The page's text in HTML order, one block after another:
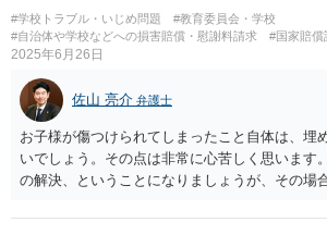
#学校トラブル・いじめ問題
#教育委員会・学校
#自治体や学校などへの損害賠償・慰謝料請求
#国家賠償
2025年6月26日
佐山 亮介 弁護士
お子様が傷つけられてしまったこと自体は、埋
いでしょう。その点は非常に心苦しく思います
の解決、ということになりましょうが、その場
求をすること、②学校が公立学校ならば自治体